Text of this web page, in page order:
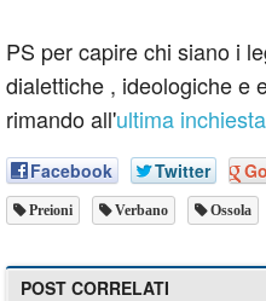
PS per capire chi siano i
dialettiche , ideologiche e
rimando all'ultima
Facebook Twitter
Preioni Verbano Ossola
POST CORRELATI